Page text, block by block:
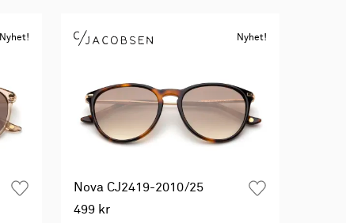
Nyhet! Nyhet!
Nova CJ2419-2010/25
499 kr